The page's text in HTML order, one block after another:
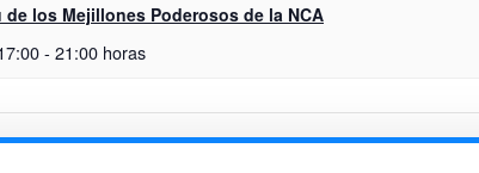
los Mejillones Poderosos de la NCA
- 21:00 horas